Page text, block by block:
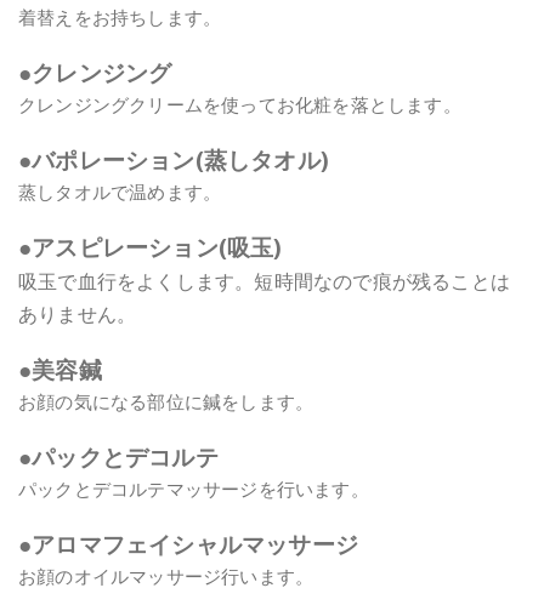
着替えをお持ちします。
●クレンジング
クレンジングクリームを使ってお化粧を落とします。
●バポレーション(蒸しタオル)
蒸しタオルで温めます。
●アスピレーション(吸玉)
吸玉で血行をよくします。短時間なので痕が残ることは
ありません。
●美容鍼
お顔の気になる部位に鍼をします。
●パックとデコルテ
パックとデコルテマッサージを行います。
●アロマフェイシャルマッサージ
お顔のオイルマッサージ行います。